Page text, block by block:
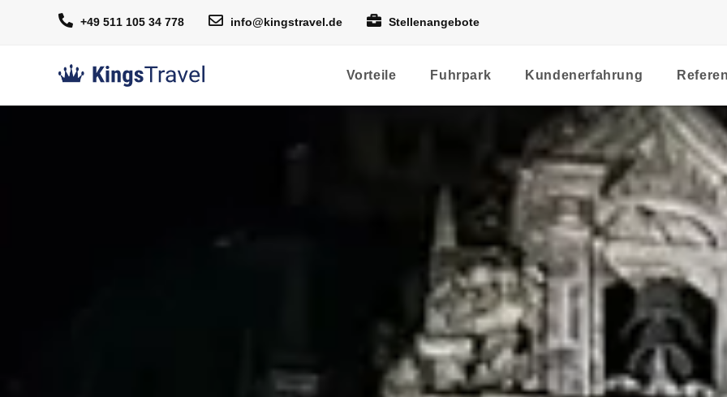
+49 511 105 34 778 info@kingstravel.de Stellenangebote
Vorteile Fuhrpark Kundenerfahrung